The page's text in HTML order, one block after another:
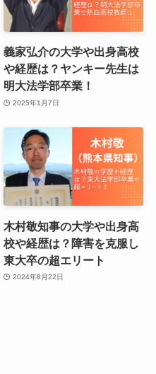
義家弘介の大学や出身高校
や経歴は？ヤンキー先生は
明大法学部卒業！
2025年1月7日
木村敬知事の大学や出身高
校や経歴は？障害を克服し
東大卒の超エリート
2024年8月22日